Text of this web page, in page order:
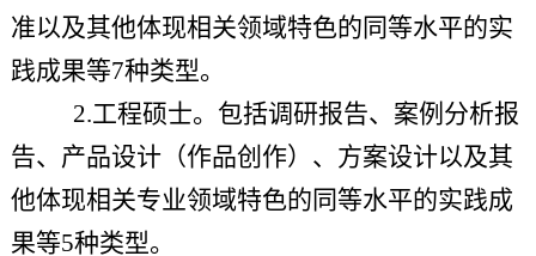
准以及其他体现相关领域特色的同等水平的实
践成果等7种类型。
2.工程硕士。包括调研报告、案例分析报
告、产品设计（作品创作）、方案设计以及其
他体现相关专业领域特色的同等水平的实践成
果等5种类型。